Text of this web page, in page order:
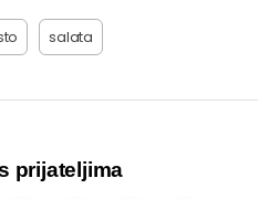
salata
prijateljima